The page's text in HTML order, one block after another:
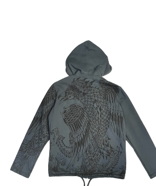
【PSYLO】パーカー＊Garuda Hooded Ja
cket
¥9,900